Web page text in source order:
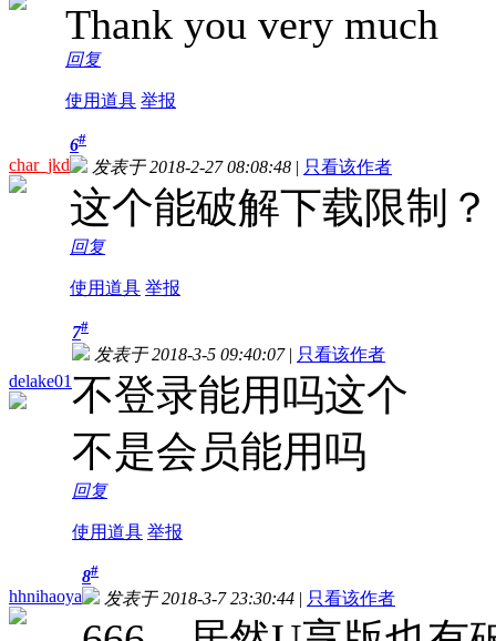
Thank you very much
回复
使用道具 举报
char_jkd
6#
发表于 2018-2-27 08:08:48 | 只看该作者
这个能破解下载限制？
回复
使用道具 举报
delake01
7#
发表于 2018-3-5 09:40:07 | 只看该作者
不登录能用吗这个
不是会员能用吗
回复
使用道具 举报
hhnihaoya
8#
发表于 2018-3-7 23:30:44 | 只看该作者